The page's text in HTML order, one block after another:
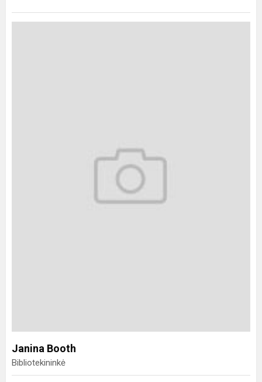
Janina Booth
Bibliotekininkė